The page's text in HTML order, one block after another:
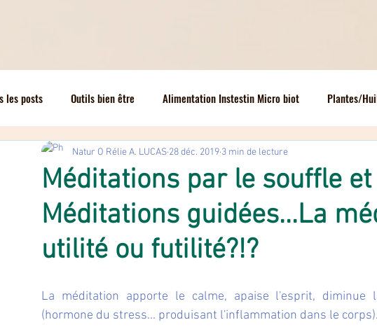
les posts Outils bien être Alimentation Instestin Micro biot Plantes/
Techniques manuelles de réfexes Enfants Un corps parfait! Anatomie
Lâcher prise. Communication T. D'Ansembourg Epuisement & Burnt out
Méditations par le souffle et
Méditations guidées...La
utilité ou futilité?!?
Natur O Rélie A. LUCAS 28 déc. 2019 3 min de lecture
La méditation apporte le calme, apaise l'esprit, diminue
(hormone du stress... produisant l'inflammation dans le corps).